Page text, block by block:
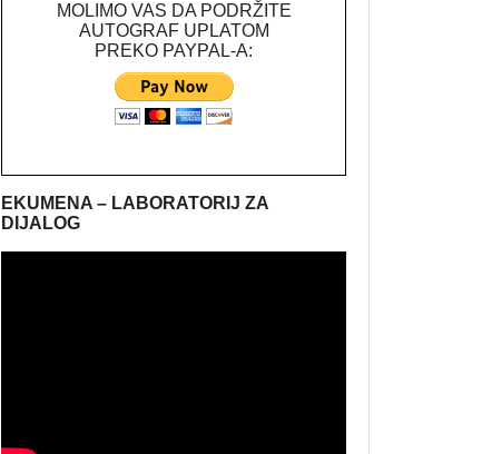
MOLIMO VAS DA PODRŽITE
AUTOGRAF UPLATOM
PREKO PAYPAL-A:
EKUMENA – LABORATORIJ ZA
DIJALOG